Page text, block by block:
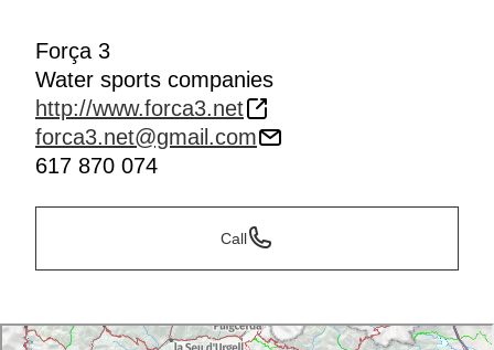
Força 3
Water sports companies
http://www.forca3.net
forca3.net@gmail.com
617 870 074
Call